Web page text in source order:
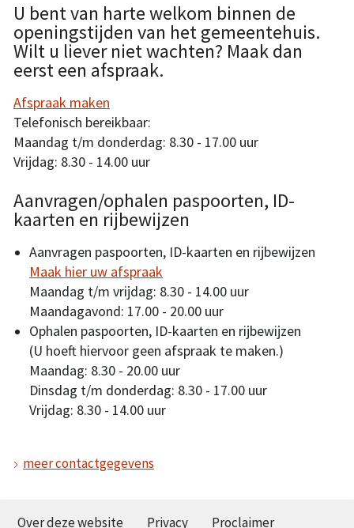
U bent van harte welkom binnen de
openingstijden van het gemeentehuis.
Wilt u liever niet wachten? Maak dan
eerst een afspraak.
Afspraak maken
Telefonisch bereikbaar:
Maandag t/m donderdag: 8.30 - 17.00 uur
Vrijdag: 8.30 - 14.00 uur
Aanvragen/ophalen paspoorten, ID-
kaarten en rijbewijzen
Aanvragen paspoorten, ID-kaarten en rijbewijzen
Maak hier uw afspraak
Maandag t/m vrijdag: 8.30 - 14.00 uur
Maandagavond: 17.00 - 20.00 uur
Ophalen paspoorten, ID-kaarten en rijbewijzen
(U hoeft hiervoor geen afspraak te maken.)
Maandag: 8.30 - 20.00 uur
Dinsdag t/m donderdag: 8.30 - 17.00 uur
Vrijdag: 8.30 - 14.00 uur
meer contactgegevens
Over deze website Privacy Proclaimer